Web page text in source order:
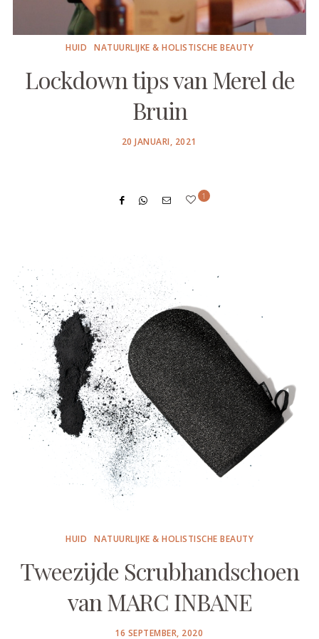
HUID NATUURLIJKE & HOLISTISCHE BEAUTY
Lockdown tips van Merel de
Bruin
POSTED
20 JANUARI, 2021
1
HUID NATUURLIJKE & HOLISTISCHE BEAUTY
Tweezijde Scrubhandschoen
van MARC INBANE
POSTED
16 SEPTEMBER, 2020